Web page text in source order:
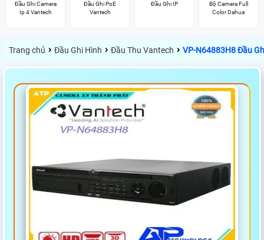
Đầu Ghi Camera
Ip 4 Vantech
Đầu Ghi PoE
Vantech
Đầu Ghi IP
Bộ Camera Full
Color Dahua
Trang chủ › Đầu Ghi Hình › Đầu Thu Vantech › VP-N64883H8 Đầu